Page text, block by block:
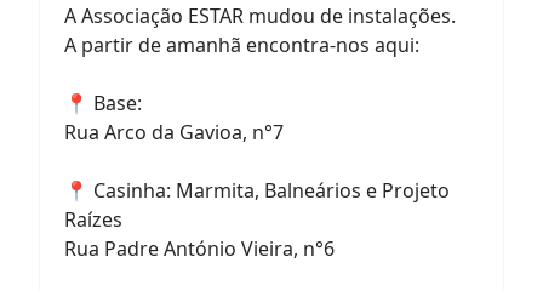
A Associação ESTAR mudou de instalações.
A partir de amanhã encontra-nos aqui:
📍 Base:
Rua Arco da Gavioa, n°7
📍 Casinha: Marmita, Balneários e Projeto
Raízes
Rua Padre António Vieira, n°6